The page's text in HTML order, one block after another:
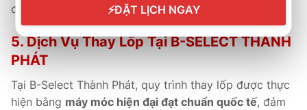
đa.
5. Dịch Vụ Thay Lốp Tại B-SELECT THÀNH
PHÁT
Tại B-Select Thành Phát, quy trình thay lốp được thực
hiện bằng máy móc hiện đại đạt chuẩn quốc tế, đảm
⚡ĐẶT LỊCH NGAY